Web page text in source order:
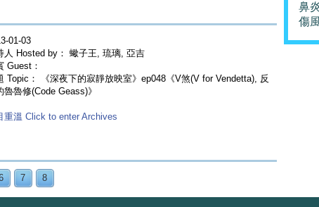
01-03
人 Hosted by： 蠍子王, 琉璃, 亞吉
Guest：
Topic： 《深夜下的寂靜放映室》ep048《V煞(V for Vendetta), 反
魯魯修(Code Geass)》
重溫 Click to enter Archives
7 8
鼻
傷